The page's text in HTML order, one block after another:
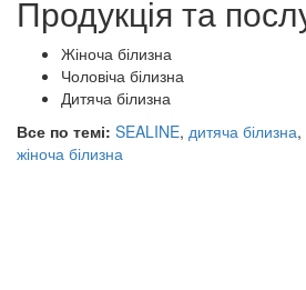
Продукція та
Жіноча білизна
Чоловіча білизна
Дитяча білизна
Все по темі: SEALINE, дитяча білизна,
жіноча білизна